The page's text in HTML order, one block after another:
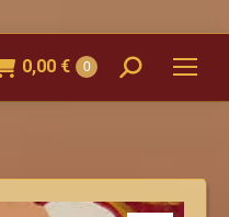
0,00 € 0 Search: